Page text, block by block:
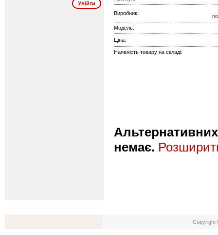
Виробник:
Модель:
Ціна:
Наявність товару на складі:
Альтернативних
немає.
Copyright